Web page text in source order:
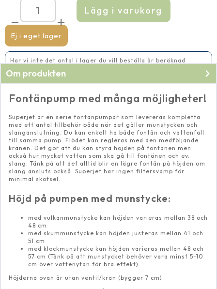
Ej i eget lager
Superjet
4000
mängd
Lägg i varukorg
Har vi inte det antal i lager du vill beställa är beräknad
Om produkten
Fontänpump med många möjligheter!
Superjet är en serie fontänpumpar som levereras kompletta
med ett antal tillbehör både när det gäller munstycken och
slanganslutning. Du kan enkelt ha både fontän och vattenfall
till samma pump. Flödet kan regleras med den medföljande
kranen. Det gör att du kan styra höjden på fontänen men
också hur mycket vatten som ska gå till fontänen och ev.
slang. Tänk på att det alltid blir en lägre fontän på höjden om
slang ansluts också. Superjet har ingen filtersvamp för
minimal skötsel.
Höjd på pumpen med munstycke:
med vulkanmunstycke kan höjden varieras mellan 38 och
48 cm
med skummunstycke kan höjden justeras mellan 41 och
51 cm
med klockmunstycke kan höjden varieras mellan 48 och
57 cm (Tänk på att munstycket behöver vara minst 5-10
cm över vattenytan för bra effekt)
Höjderna ovan är utan ventil/kran (bygger 7 cm).